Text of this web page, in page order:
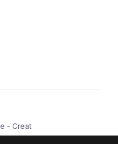
- Creat